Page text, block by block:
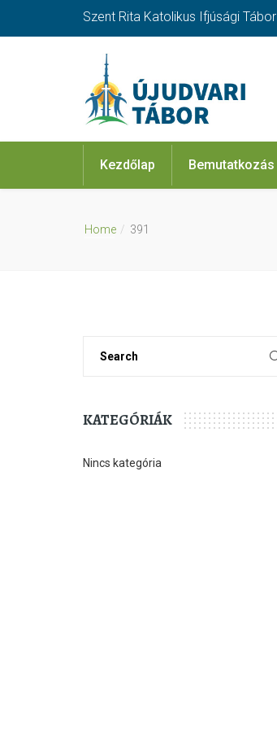
Szent Rita Katolikus Ifjúsági Tábor
Kezdőlap Bemutatkozás
Home 391
KATEGÓRIÁK
Nincs kategória